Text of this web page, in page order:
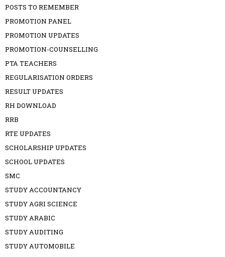
POSTS TO REMEMBER
PROMOTION PANEL
PROMOTION UPDATES
PROMOTION-COUNSELLING
PTA TEACHERS
REGULARISATION ORDERS
RESULT UPDATES
RH DOWNLOAD
RRB
RTE UPDATES
SCHOLARSHIP UPDATES
SCHOOL UPDATES
SMC
STUDY ACCOUNTANCY
STUDY AGRI SCIENCE
STUDY ARABIC
STUDY AUDITING
STUDY AUTOMOBILE